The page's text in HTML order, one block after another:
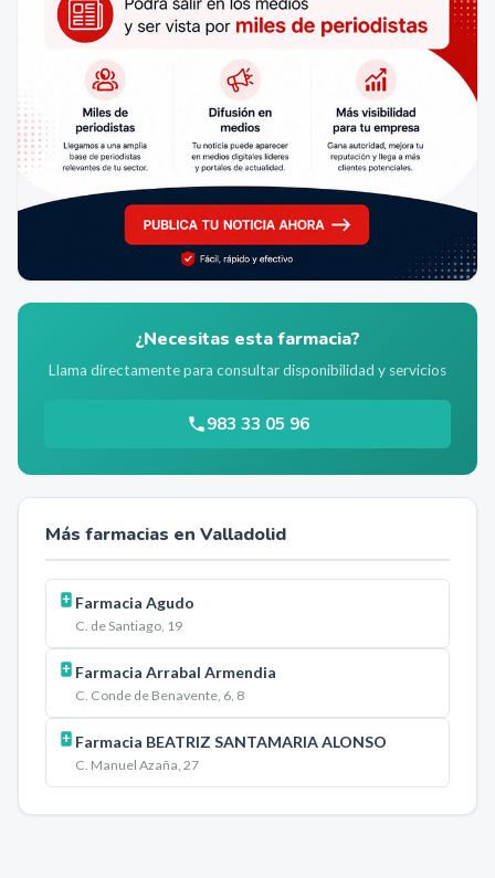
¿Necesitas esta farmacia?
Llama directamente para consultar disponibilidad y servicios
983 33 05 96
Más farmacias en Valladolid
Farmacia Agudo
C. de Santiago, 19
Farmacia Arrabal Armendia
C. Conde de Benavente, 6, 8
Farmacia BEATRIZ SANTAMARIA ALONSO
C. Manuel Azaña, 27